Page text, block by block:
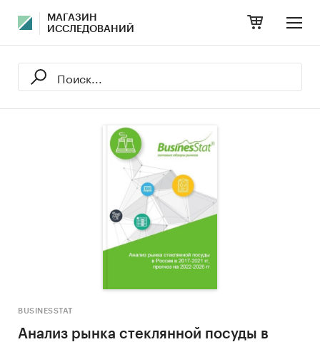
МАГАЗИН
ИССЛЕДОВАНИЙ
BUSINESSTAT
Анализ рынка стеклянной посуды в